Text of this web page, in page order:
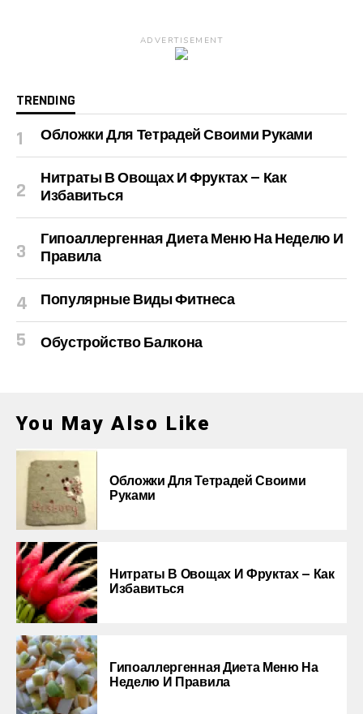
ADVERTISEMENT
TRENDING
Обложки Для Тетрадей Своими Руками
Нитраты В Овощах И Фруктах — Как
Избавиться
Гипоаллергенная Диета Меню На Неделю И
Правила
Популярные Виды Фитнеса
Обустройство Балкона
You May Also Like
Обложки Для Тетрадей Своими
Руками
Нитраты В Овощах И Фруктах — Как
Избавиться
Гипоаллергенная Диета Меню На
Неделю И Правила